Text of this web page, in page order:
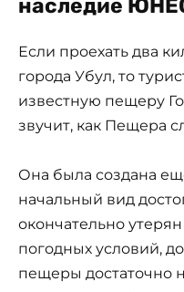
наследие
Если проехать два
города Убул, то
известную пещеру
звучит, как Пещера
Она была создана
начальный вид
окончательно
погодных условий,
пещеры достаточно